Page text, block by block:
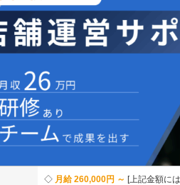
月給 260,000円 ～ 上記⾦額に